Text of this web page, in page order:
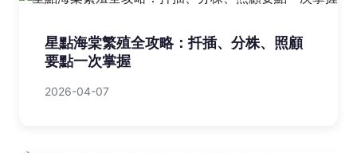
星點海棠繁殖全攻略：扦插、分株、照顧
要點一次掌握
2026-04-07